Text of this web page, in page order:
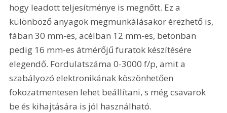
hogy leadott teljesítménye is megnőtt. Ez a
különböző anyagok megmunkálásakor érezhető is,
fában 30 mm-es, acélban 12 mm-es, betonban
pedig 16 mm-es átmérőjű furatok készítésére
elegendő. Fordulatszáma 0-3000 f/p, amit a
szabályozó elektronikának köszönhetően
fokozatmentesen lehet beállítani, s még csavarok
be és kihajtására is jól használható.